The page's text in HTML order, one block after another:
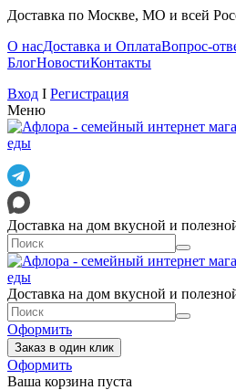
Доставка по Москве, МО и всей
О насДоставка и ОплатаВопрос-
БлогНовостиКонтакты
Вход I Регистрация
Меню
Доставка на дом вкусной и
Доставка на дом вкусной и
Оформить
Заказ в один клик
Оформить
Ваша корзина пуста